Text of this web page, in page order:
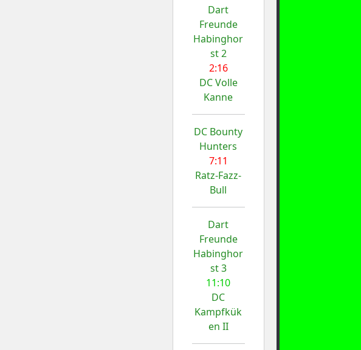
Dart
Freunde
Habinghor
st 2
2:16
DC Volle
Kanne
DC Bounty
Hunters
7:11
Ratz-Fazz-
Bull
Dart
Freunde
Habinghor
st 3
11:10
DC
Kampfkük
en II